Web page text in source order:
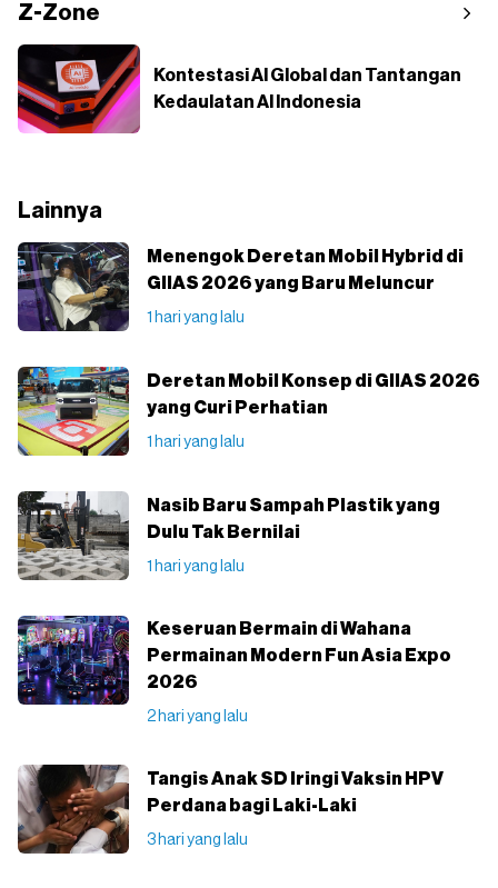
Z-Zone
Kontestasi AI Global dan Tantangan
Kedaulatan AI Indonesia
Lainnya
Menengok Deretan Mobil Hybrid di
GIIAS 2026 yang Baru Meluncur
1 hari yang lalu
Deretan Mobil Konsep di GIIAS 2026
yang Curi Perhatian
1 hari yang lalu
Nasib Baru Sampah Plastik yang
Dulu Tak Bernilai
1 hari yang lalu
Keseruan Bermain di Wahana
Permainan Modern Fun Asia Expo
2026
2 hari yang lalu
Tangis Anak SD Iringi Vaksin HPV
Perdana bagi Laki-Laki
3 hari yang lalu